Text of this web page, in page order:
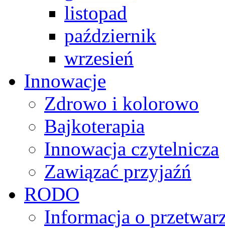
listopad
październik
wrzesień
Innowacje
Zdrowo i kolorowo
Bajkoterapia
Innowacja czytelnicza
Zawiązać przyjaźń
RODO
Informacja o